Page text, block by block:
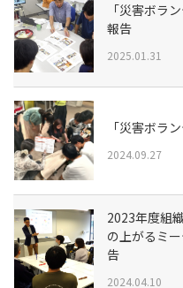
「災害ボラ
報告
2025.01.31
「災害ボラ
2024.09.27
2023年度組
の上がるミ
告
2024.04.10